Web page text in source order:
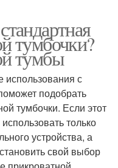
тумбочки?
тумбы
использования с
подобрать
тумбочки. Если этот
только
устройства, а
свой выбор